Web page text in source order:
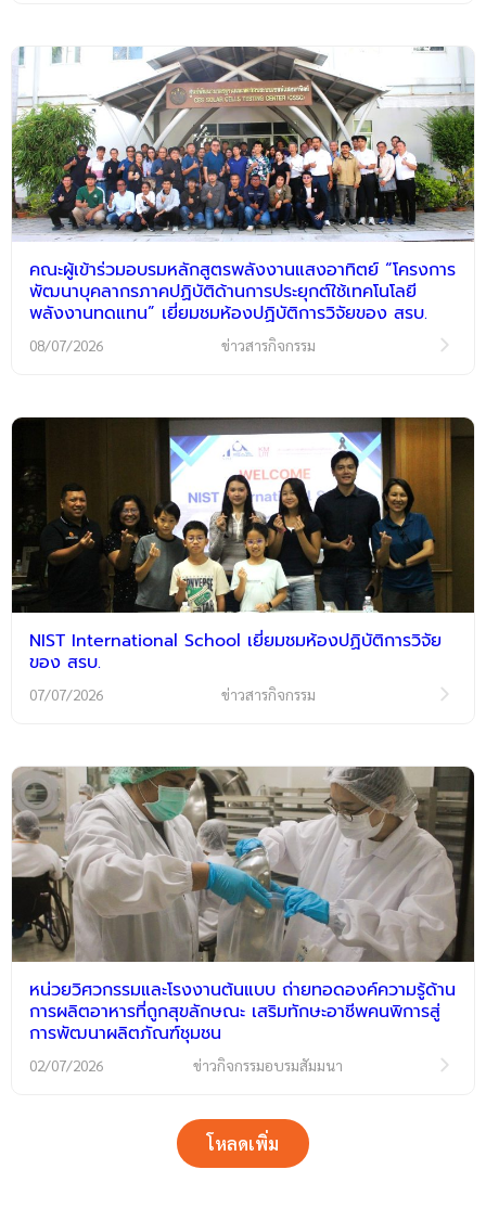
คณะผู้เข้าร่วมอบรมหลักสูตรพลังงานแสงอาทิตย์ “โครงการ
พัฒนาบุคลากรภาคปฏิบัติด้านการประยุกต์ใช้เทคโนโลยี
พลังงานทดแทน” เยี่ยมชมห้องปฏิบัติการวิจัยของ สรบ.
08/07/2026 ข่าวสารกิจกรรม
NIST International School เยี่ยมชมห้องปฏิบัติการวิจัย
ของ สรบ.
07/07/2026 ข่าวสารกิจกรรม
หน่วยวิศวกรรมและโรงงานต้นแบบ ถ่ายทอดองค์ความรู้ด้าน
การผลิตอาหารที่ถูกสุขลักษณะ เสริมทักษะอาชีพคนพิการสู่
การพัฒนาผลิตภัณฑ์ชุมชน
02/07/2026 ข่าวกิจกรรมอบรมสัมมนา
โหลดเพิ่ม